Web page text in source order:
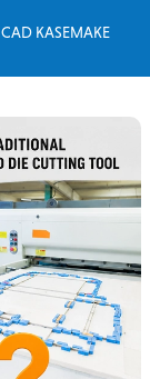
KASEMAKE